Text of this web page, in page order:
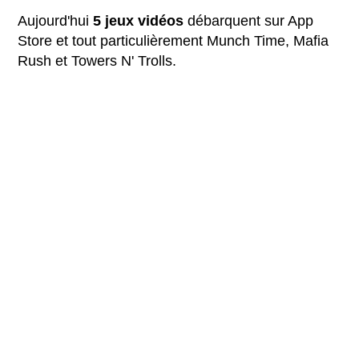
Aujourd'hui5 jeux vidéos débarquent sur App
Store et tout particulièrement Munch Time, Mafia
Rush et Towers N' Trolls.